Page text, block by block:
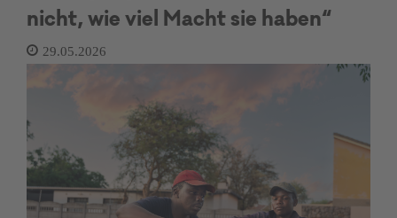
nicht, wie viel Macht sie haben“
29.05.2026